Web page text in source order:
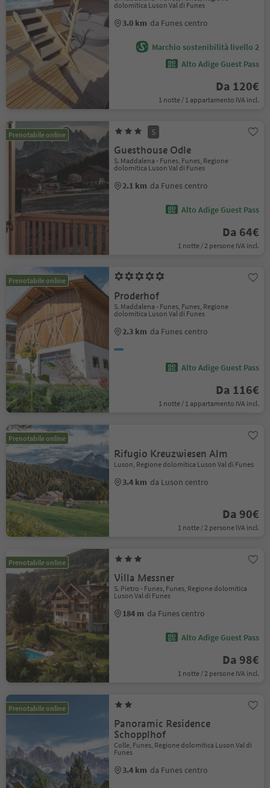
dolomitica Luson Val di Funes
3.0 km da Funes centro
Marchio sostenibilità livello 2
Alto Adige Guest Pass
Da 120€
1 notte / 1 appartamento IVA incl.
Prenotabile online S
Guesthouse Odle
S. Maddalena - Funes, Funes, Regione
dolomitica Luson Val di Funes
2.1 km da Funes centro
Alto Adige Guest Pass
Da 64€
1 notte / 2 persone IVA incl.
Prenotabile online
Proderhof
S. Maddalena - Funes, Funes, Regione
dolomitica Luson Val di Funes
2.3 km da Funes centro
Alto Adige Guest Pass
Da 116€
1 notte / 1 appartamento IVA incl.
Prenotabile online
Rifugio Kreuzwiesen Alm
Luson, Regione dolomitica Luson Val di Funes
3.4 km da Luson centro
Da 90€
1 notte / 2 persone IVA incl.
Prenotabile online
Villa Messner
S. Pietro - Funes, Funes, Regione dolomitica
Luson Val di Funes
184 m da Funes centro
Alto Adige Guest Pass
Da 98€
1 notte / 2 persone IVA incl.
Prenotabile online
Panoramic Residence
Schopplhof
Colle, Funes, Regione dolomitica Luson Val di
Funes
3.4 km da Funes centro